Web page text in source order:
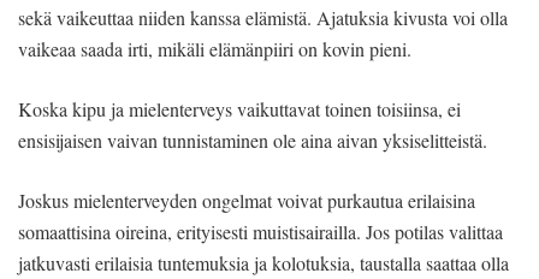
sekä vaikeuttaa niiden kanssa elämistä. Ajatuksia kivusta voi olla
vaikeaa saada irti, mikäli elämänpiiri on kovin pieni.
Koska kipu ja mielenterveys vaikuttavat toinen toisiinsa, ei
ensisijaisen vaivan tunnistaminen ole aina aivan yksiselitteistä.
Joskus mielenterveyden ongelmat voivat purkautua erilaisina
somaattisina oireina, erityisesti muistisairailla. Jos potilas valittaa
jatkuvasti erilaisia tuntemuksia ja kolotuksia, taustalla saattaa olla